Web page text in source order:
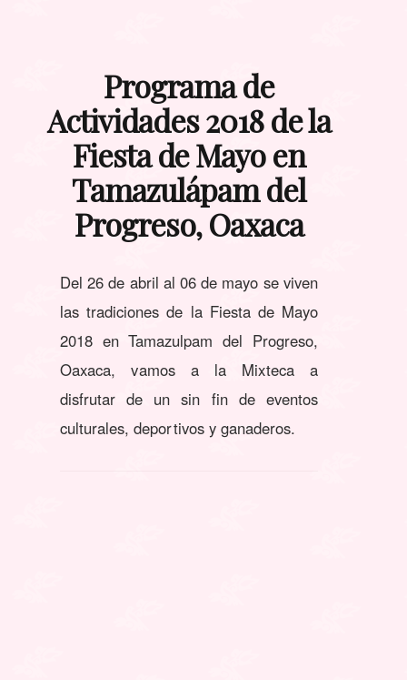
Programa de
Actividades 2018 de la
Fiesta de Mayo en
Tamazulápam del
Progreso, Oaxaca
Del 26 de abril al 06 de mayo se viven
las tradiciones de la Fiesta de Mayo
2018 en Tamazulpam del Progreso,
Oaxaca, vamos a la Mixteca a
disfrutar de un sin fin de eventos
culturales, deportivos y ganaderos.